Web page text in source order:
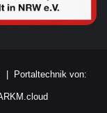
| Portaltechnik von: